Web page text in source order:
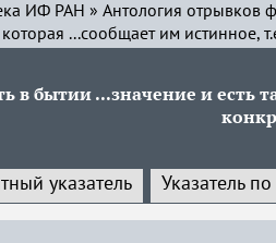
ИФ РАН » Антология отрывков
...сообщает им истинное,
в бытии ...значение и есть
указатель Указатель